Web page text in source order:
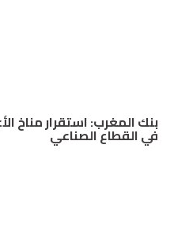
بنك المغرب: استقرار مناخ
في القطاع الصناعي